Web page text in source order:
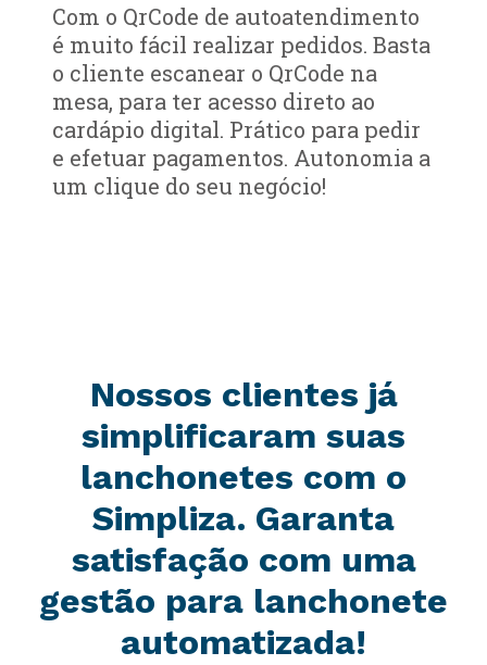
Com o QrCode de autoatendimento
é muito fácil realizar pedidos. Basta
o cliente escanear o QrCode na
mesa, para ter acesso direto ao
cardápio digital. Prático para pedir
e efetuar pagamentos. Autonomia a
um clique do seu negócio!
Nossos clientes já
simplificaram suas
lanchonetes com o
Simpliza. Garanta
satisfação com uma
gestão para lanchonete
automatizada!